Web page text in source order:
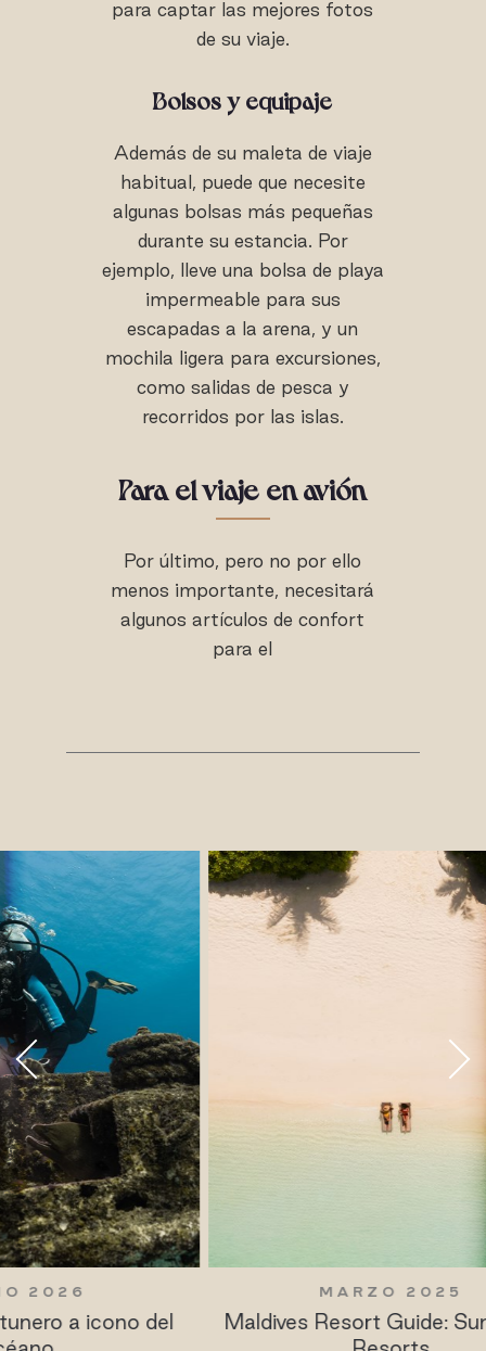
para captar las mejores fotos
de su viaje.
Bolsos y equipaje
Además de su maleta de viaje
habitual, puede que necesite
algunas bolsas más pequeñas
durante su estancia. Por
ejemplo, lleve una bolsa de playa
impermeable para sus
escapadas a la arena, y un
mochila ligera para excursiones,
como salidas de pesca y
recorridos por las islas.
Para el viaje en avión
Por último, pero no por ello
menos importante, necesitará
algunos artículos de confort
para el
Maldives Resort Guide: Sun Siyam